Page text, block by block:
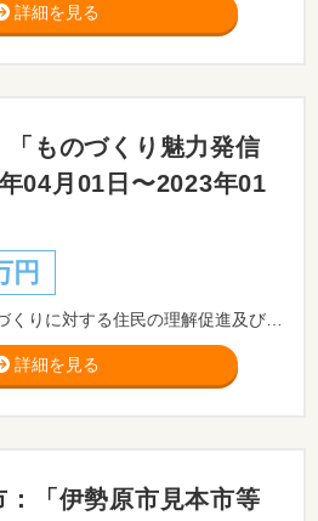
詳細を見る
ものづくり魅力発信
04月01日〜2023年01
円
詳細を見る
「伊勢原市見本市等